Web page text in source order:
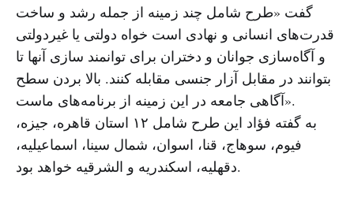
گفت «طرح شامل چند زمینه از جمله رشد و ساخت
قدرت‌های انسانی و نهادی است خواه دولتی یا غیردولتی
و آگاه‌سازی جوانان و دختران برای توانمند سازی آنها تا
بتوانند در مقابل آزار جنسی مقابله کنند. بالا بردن سطح
آگاهی جامعه در این زمینه از برنامه‌های ماست».
به گفته فؤاد این طرح شامل ۱۲ استان قاهره، جیزه،
فیوم، سوهاج، قنا، اسوان، شمال سینا، اسماعیلیه،
دقهلیه، اسکندریه و الشرقیه خواهد بود.